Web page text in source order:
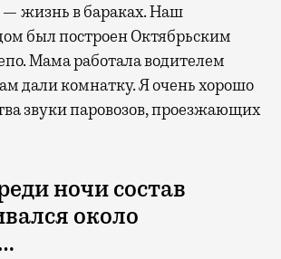
жизнь в бараках. Наш
был построен Октябрьским
Мама работала водителем
дали комнатку. Я очень хорошо
звуки паровозов, проезжающих
ночи состав
около